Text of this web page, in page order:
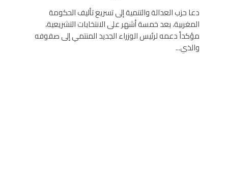
دعا حزب العدالة والتنمية إلى تسريع تأليف الحكومة
المغربية، بعد خمسة أشهر على الانتخابات التشريعية،
مؤكداً دعمه لرئيس الوزراء الجديد المنتمي إلى صفوفه
والذي...